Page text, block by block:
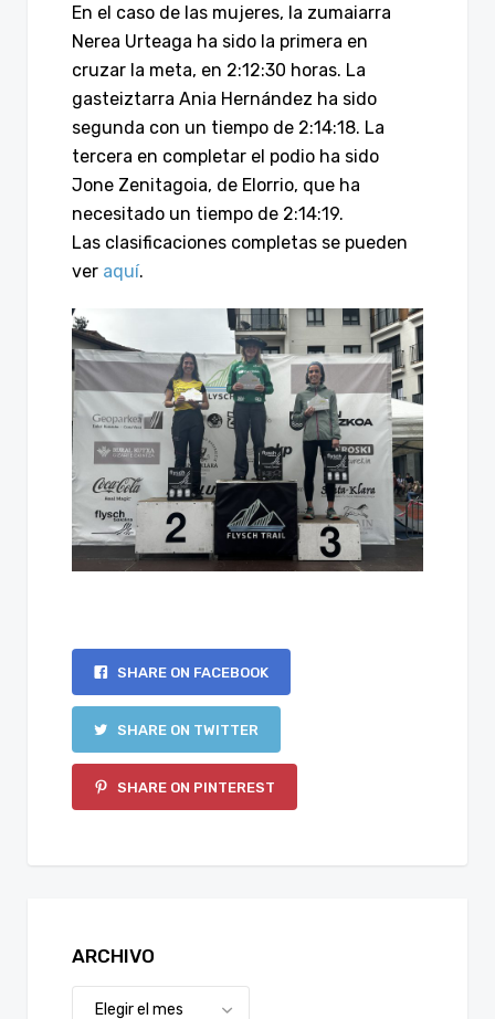
En el caso de las mujeres, la zumaiarra
Nerea Urteaga ha sido la primera en
cruzar la meta, en 2:12:30 horas. La
gasteiztarra Ania Hernández ha sido
segunda con un tiempo de 2:14:18. La
tercera en completar el podio ha sido
Jone Zenitagoia, de Elorrio, que ha
necesitado un tiempo de 2:14:19.
Las clasificaciones completas se pueden
ver aquí.
SHARE ON FACEBOOK
SHARE ON TWITTER
SHARE ON PINTEREST
ARCHIVO